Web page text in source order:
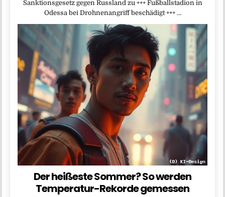
Sanktionsgesetz gegen Russland zu +++ Fußballstadion in
Odessa bei Drohnenangriff beschädigt +++ …
Der heißeste Sommer? So werden
Temperatur-Rekorde gemessen